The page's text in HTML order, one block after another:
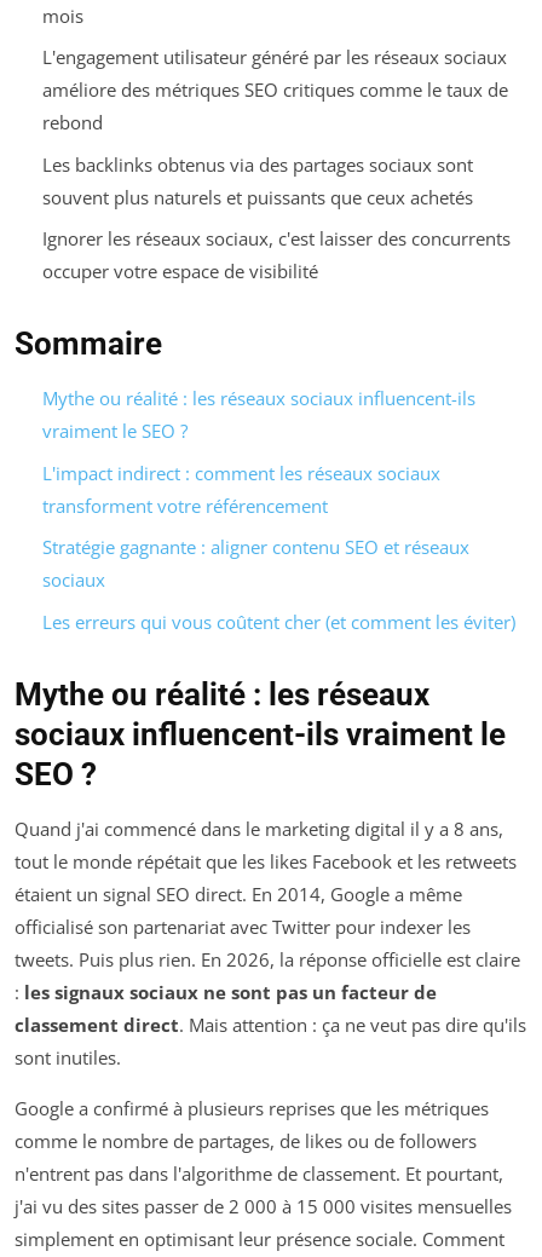
mois
L'engagement utilisateur généré par les réseaux sociaux
améliore des métriques SEO critiques comme le taux de
rebond
Les backlinks obtenus via des partages sociaux sont
souvent plus naturels et puissants que ceux achetés
Ignorer les réseaux sociaux, c'est laisser des concurrents
occuper votre espace de visibilité
Sommaire
Mythe ou réalité : les réseaux sociaux influencent-ils
vraiment le SEO ?
L'impact indirect : comment les réseaux sociaux
transforment votre référencement
Stratégie gagnante : aligner contenu SEO et réseaux
sociaux
Les erreurs qui vous coûtent cher (et comment les éviter)
Mythe ou réalité : les réseaux
sociaux influencent-ils vraiment le
SEO ?
Quand j'ai commencé dans le marketing digital il y a 8 ans,
tout le monde répétait que les likes Facebook et les retweets
étaient un signal SEO direct. En 2014, Google a même
officialisé son partenariat avec Twitter pour indexer les
tweets. Puis plus rien. En 2026, la réponse officielle est claire
: les signaux sociaux ne sont pas un facteur de
classement direct. Mais attention : ça ne veut pas dire qu'ils
sont inutiles.
Google a confirmé à plusieurs reprises que les métriques
comme le nombre de partages, de likes ou de followers
n'entrent pas dans l'algorithme de classement. Et pourtant,
j'ai vu des sites passer de 2 000 à 15 000 visites mensuelles
simplement en optimisant leur présence sociale. Comment